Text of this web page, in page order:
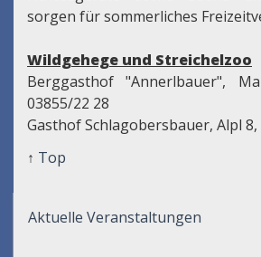
sorgen für sommerliches
Wildgehege und Streichelzoo
Berggasthof "Annerlbauer",
03855/22 28
Gasthof Schlagobersbauer, Alpl 8,
↑ Top
Aktuelle Veranstaltungen